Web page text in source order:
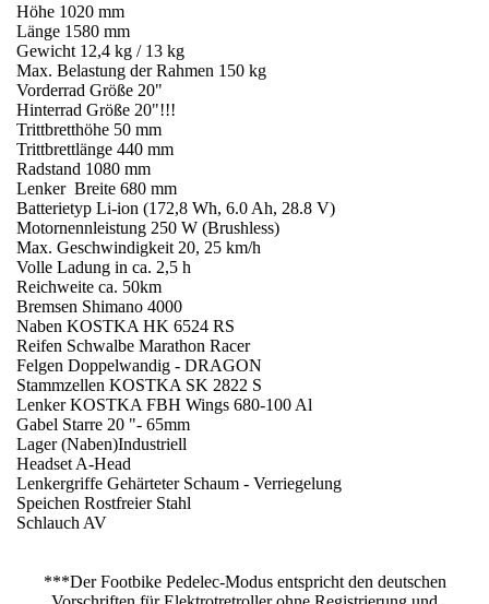
Höhe 1020 mm
Länge 1580 mm
Gewicht 12,4 kg / 13 kg
Max. Belastung der Rahmen 150 kg
Vorderrad Größe 20"
Hinterrad Größe 20"!!!
Trittbretthöhe 50 mm
Trittbrettlänge 440 mm
Radstand 1080 mm
Lenker Breite 680 mm
Batterietyp Li-ion (172,8 Wh, 6.0 Ah, 28.8 V)
Motornennleistung 250 W (Brushless)
Max. Geschwindigkeit 20, 25 km/h
Volle Ladung in ca. 2,5 h
Reichweite ca. 50km
Bremsen Shimano 4000
Naben KOSTKA HK 6524 RS
Reifen Schwalbe Marathon Racer
Felgen Doppelwandig - DRAGON
Stammzellen KOSTKA SK 2822 S
Lenker KOSTKA FBH Wings 680-100 Al
Gabel Starre 20 "- 65mm
Lager (Naben)Industriell
Headset A-Head
Lenkergriffe Gehärteter Schaum - Verriegelung
Speichen Rostfreier Stahl
Schlauch AV
***Der Footbike Pedelec-Modus entspricht den deutschen